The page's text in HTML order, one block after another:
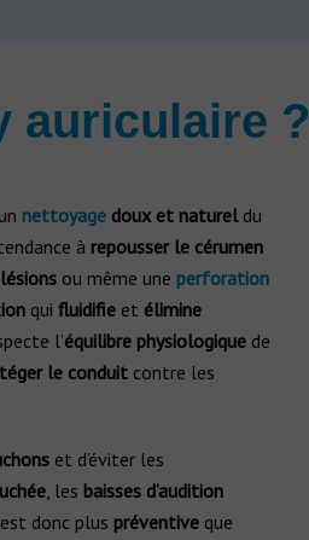
auriculaire ?
nettoyagedoux et natureldu
à repousser le cérumen
ou même une perforation
qui fluidifieet élimine
l’équilibre physiologiquede
le conduitcontre les
et d’éviter les
, les baisses d’audition
est donc plus préventiveque